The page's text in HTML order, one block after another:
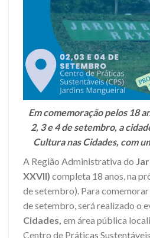
Em comemoração pelos 18
2, 3 e 4 de setembro, a
Cultura nas Cidades, com
A Região Administrativa do
XXVII) completa 18 anos, na
de setembro). Para comemorar
de setembro, será realizado o
Cidades, em área pública
Centro de Práticas